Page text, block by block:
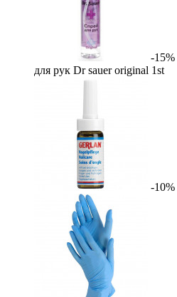
-15%
для рук Dr sauer original 1st
-10%